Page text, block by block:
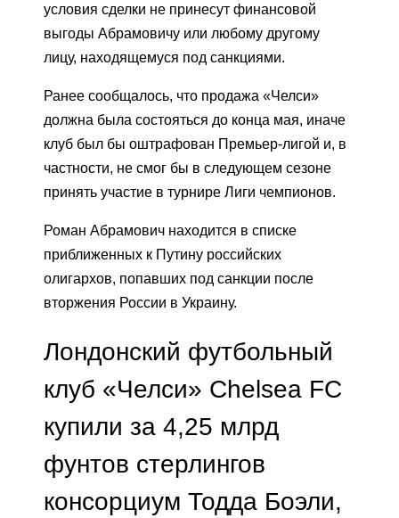
условия сделки не принесут финансовой
выгоды Абрамовичу или любому другому
лицу, находящемуся под санкциями.
Ранее сообщалось, что продажа «Челси»
должна была состояться до конца мая, иначе
клуб был бы оштрафован Премьер-лигой и, в
частности, не смог бы в следующем сезоне
принять участие в турнире Лиги чемпионов.
Роман Абрамович находится в списке
приближенных к Путину российских
олигархов, попавших под санкции после
вторжения России в Украину.
Лондонский футбольный
клуб «Челси» Chelsea FC
купили за 4,25 млрд
фунтов стерлингов
консорциум Тодда Боэли,